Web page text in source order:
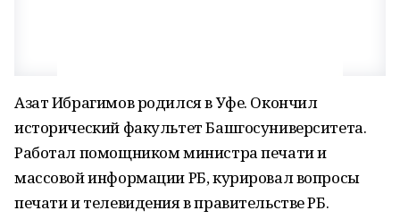
Азат Ибрагимов родился в Уфе. Окончил
исторический факультет Башгосуниверситета.
Работал помощником министра печати и
массовой информации РБ, курировал вопросы
печати и телевидения в правительстве РБ.